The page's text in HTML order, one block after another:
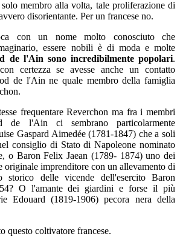
solo membro alla volta, tale proliferazione di
disorientante. Per un francese no.
con un nome molto conosciuto che
essere nobili è di moda e molte
de l'Ain sono incredibilmente popolari.
certezza se avesse anche un contatto
de l'Ain ne quale membro della famiglia
frequentare Reverchon ma fra i membri
de l'Ain ci sembrano particolarmente
Gaspard Aimedée (1781-1847) che a soli
consiglio di Stato di Napoleone nominato
o Baron Felix Jaean (1789- 1874) uno dei
originale imprenditore con un allevamento di
delle vicende dell'esercito Baron
O l'amante dei giardini e forse il più
Edouard (1819-1906) pecora nera della
questo coltivatore francese.